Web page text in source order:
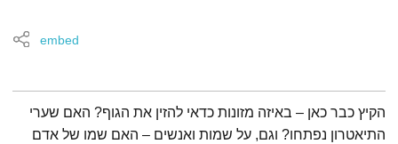
embed
תמצית הפודקאסט
הקיץ כבר כאן – באיזה מזונות כדאי להזין את הגוף? האם שערי
התיאטרון נפתחו? וגם, על שמות ואנשים – האם שמו של אדם